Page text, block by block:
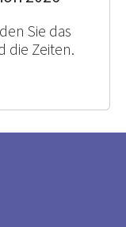
Sie das
die Zeiten.